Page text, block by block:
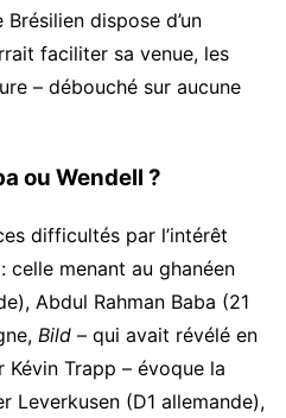
dispose d’un
faciliter sa venue, les
– débouché sur aucune
ou Wendell ?
difficultés par l’intérêt
menant au ghanéen
Abdul Rahman Baba (21
Bild – qui avait révélé en
Trapp – évoque la
Leverkusen (D1 allemande),